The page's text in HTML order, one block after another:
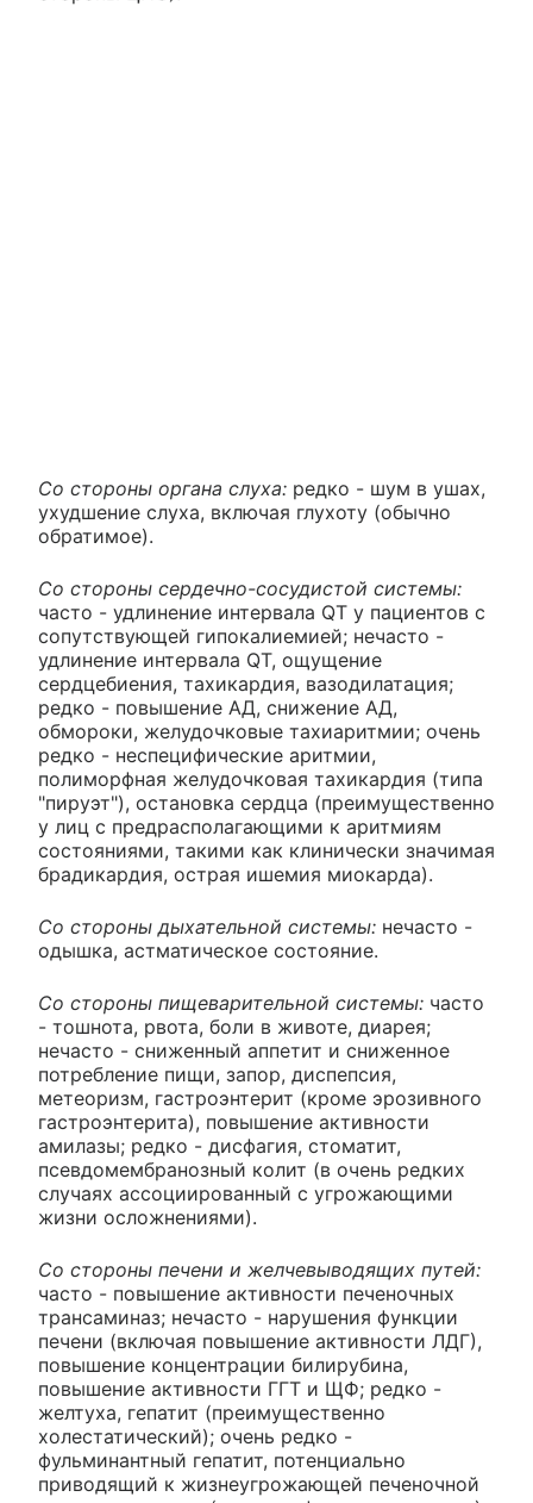
Со стороны органа слуха: редко - шум в ушах,
ухудшение слуха, включая глухоту (обычно
обратимое).
Со стороны сердечно-сосудистой системы:
часто - удлинение интервала QT у пациентов с
сопутствующей гипокалиемией; нечасто -
удлинение интервала QT, ощущение
сердцебиения, тахикардия, вазодилатация;
редко - повышение АД, снижение АД,
обмороки, желудочковые тахиаритмии; очень
редко - неспецифические аритмии,
полиморфная желудочковая тахикардия (типа
"пируэт"), остановка сердца (преимущественно
у лиц с предрасполагающими к аритмиям
состояниями, такими как клинически значимая
брадикардия, острая ишемия миокарда).
Со стороны дыхательной системы: нечасто -
одышка, астматическое состояние.
Со стороны пищеварительной системы: часто
- тошнота, рвота, боли в животе, диарея;
нечасто - сниженный аппетит и сниженное
потребление пищи, запор, диспепсия,
метеоризм, гастроэнтерит (кроме эрозивного
гастроэнтерита), повышение активности
амилазы; редко - дисфагия, стоматит,
псевдомембранозный колит (в очень редких
случаях ассоциированный с угрожающими
жизни осложнениями).
Со стороны печени и желчевыводящих путей:
часто - повышение активности печеночных
трансаминаз; нечасто - нарушения функции
печени (включая повышение активности ЛДГ),
повышение концентрации билирубина,
повышение активности ГГТ и ЩФ; редко -
желтуха, гепатит (преимущественно
холестатический); очень редко -
фульминантный гепатит, потенциально
приводящий к жизнеугрожающей печеночной